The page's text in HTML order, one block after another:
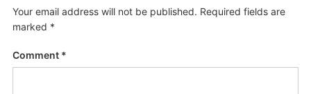
Your email address will not be published. Required fields are
marked *
Comment *